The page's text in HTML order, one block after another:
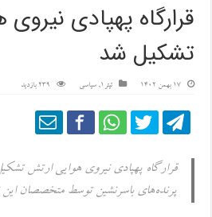
قرارگاه پهپادی
تشکیل شد
17 بهمن 1402 تیتر1 ,سیاسی 239 بازدید
پرنده‌های باسرنشین توسط متخصصان این